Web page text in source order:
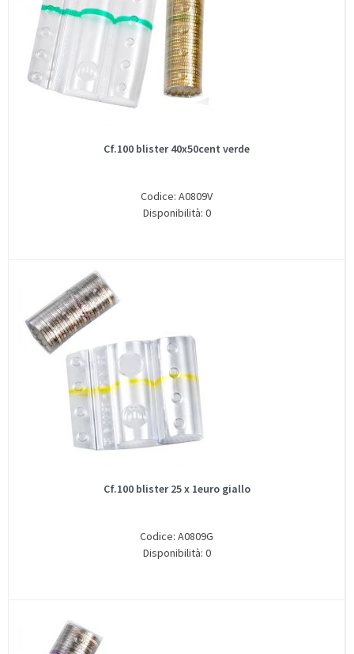
Cf.100 blister 40x50cent verde
Codice: A0809V
Disponibilità: 0
Cf.100 blister 25 x 1euro giallo
Codice: A0809G
Disponibilità: 0